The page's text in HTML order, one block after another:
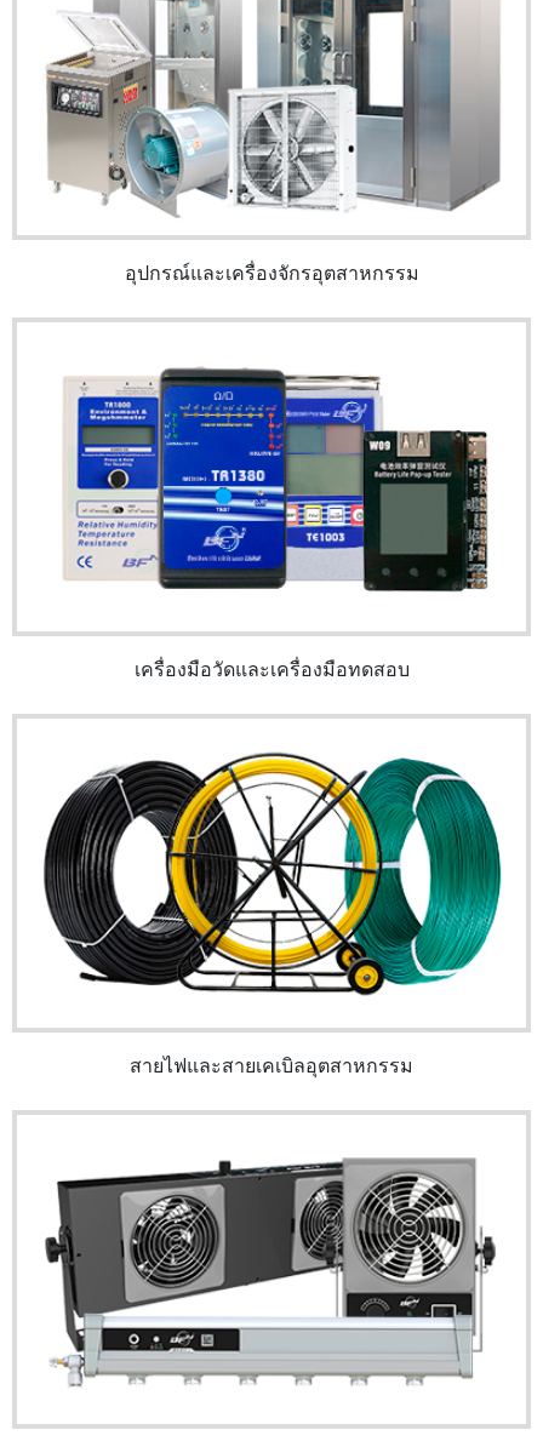
อุปกรณ์และเครื่องจักรอุตสาหกรรม
เครื่องมือวัดและเครื่องมือทดสอบ
สายไฟและสายเคเบิลอุตสาหกรรม